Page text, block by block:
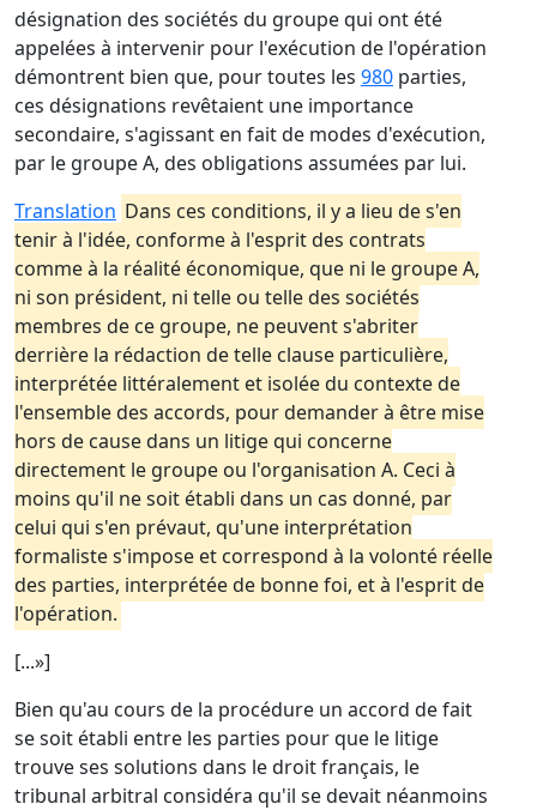
désignation des sociétés du groupe qui ont été
appelées à intervenir pour l'exécution de l'opération
démontrent bien que, pour toutes les 980 parties,
ces désignations revêtaient une importance
secondaire, s'agissant en fait de modes d'exécution,
par le groupe A, des obligations assumées par lui.
Translation Dans ces conditions, il y a lieu de s'en
tenir à l'idée, conforme à l'esprit des contrats
comme à la réalité économique, que ni le groupe A,
ni son président, ni telle ou telle des sociétés
membres de ce groupe, ne peuvent s'abriter
derrière la rédaction de telle clause particulière,
interprétée littéralement et isolée du contexte de
l'ensemble des accords, pour demander à être mise
hors de cause dans un litige qui concerne
directement le groupe ou l'organisation A. Ceci à
moins qu'il ne soit établi dans un cas donné, par
celui qui s'en prévaut, qu'une interprétation
formaliste s'impose et correspond à la volonté réelle
des parties, interprétée de bonne foi, et à l'esprit de
l'opération.
[...»]
Bien qu'au cours de la procédure un accord de fait
se soit établi entre les parties pour que le litige
trouve ses solutions dans le droit français, le
tribunal arbitral considéra qu'il se devait néanmoins